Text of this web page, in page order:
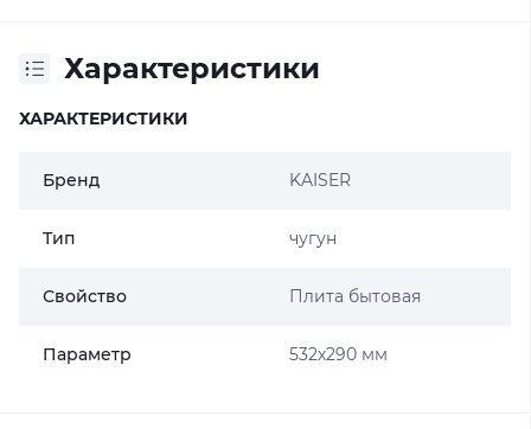
Характеристики
ХАРАКТЕРИСТИКИ
Бренд KAISER
Тип чугун
Свойство Плита бытовая
Параметр 532х290 мм